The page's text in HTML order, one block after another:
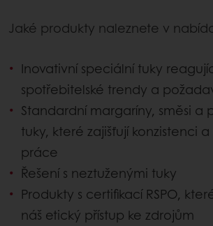
Jaké produkty naleznete v
Inovativní speciální tuky
spotřebitelské trendy a
Standardní margaríny, směsi a
tuky, které zajišťují konzistenci
práce
Řešení s neztuženými tuky
Produkty s certifikací RSPO,
náš etický přístup ke zdrojům